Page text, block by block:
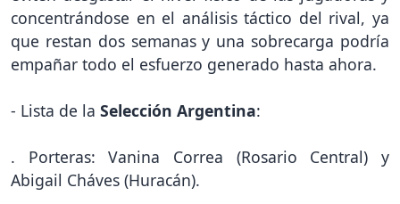
concentrándose en el análisis táctico del rival, ya
que restan dos semanas y una sobrecarga podría
empañar todo el esfuerzo generado hasta ahora.
- Lista de la Selección Argentina:
. Porteras: Vanina Correa (Rosario Central) y
Abigail Cháves (Huracán).